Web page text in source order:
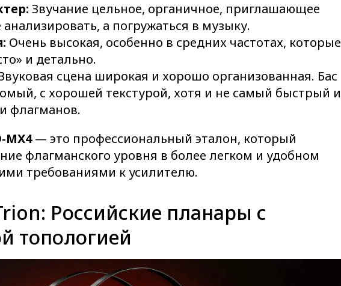
Звучание цельное, органичное, приглашающее
а погружаться в музыку.
Очень высокая, особенно в средних частотах, которые
и детально.
сцена широкая и хорошо организованная. Бас
с хорошей текстурой, хотя и не самый быстрый и
флагманов.
MX4— это профессиональный эталон, который
флагманского уровня в более легком и удобном
требованиями к усилителю.
Российские планары с
топологией